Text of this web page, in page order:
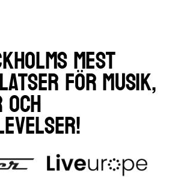
mest
för musik,